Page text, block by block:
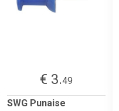
€ 3.49
SWG Punaise